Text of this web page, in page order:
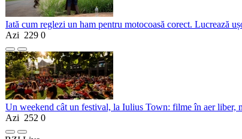
Iată cum reglezi un ham pentru motocoasă corect. Lucrează
Azi 229 0
Un weekend cât un festival, la Iulius Town: filme în aer liber,
Azi 252 0